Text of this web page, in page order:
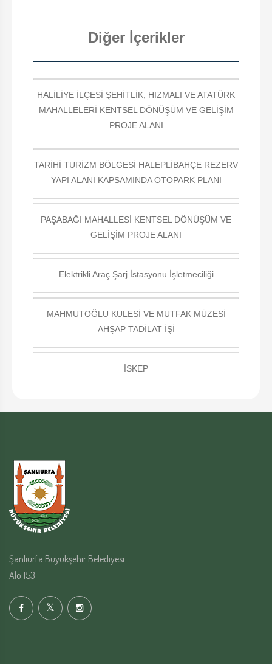
Diğer İçerikler
HALİLİYE İLÇESİ ŞEHİTLİK, HIZMALI VE ATATÜRK
MAHALLELERİ KENTSEL DÖNÜŞÜM VE GELİŞİM
PROJE ALANI
TARİHİ TURİZM BÖLGESİ HALEPLİBAHÇE REZERV
YAPI ALANI KAPSAMINDA OTOPARK PLANI
PAŞABAĞI MAHALLESİ KENTSEL DÖNÜŞÜM VE
GELİŞİM PROJE ALANI
Elektrikli Araç Şarj İstasyonu İşletmeciliği
MAHMUTOĞLU KULESİ VE MUTFAK MÜZESİ
AHŞAP TADİLAT İŞİ
İSKEP
Şanlıurfa Büyükşehir Belediyesi
Alo 153